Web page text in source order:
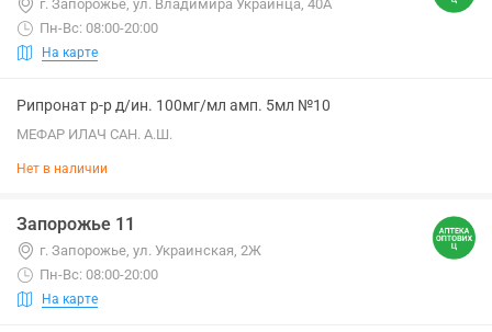
г. Запорожье, ул. Владимира Украинца, 40А
Пн-Вс: 08:00-20:00
На карте
Рипронат р-р д/ин. 100мг/мл амп. 5мл №10
МЕФАР ИЛАЧ САН. А.Ш.
Нет в наличии
Запорожье 11
г. Запорожье, ул. Украинская, 2Ж
Пн-Вс: 08:00-20:00
На карте